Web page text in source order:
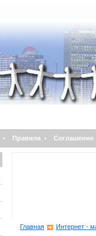
• Правила • Соглашение
Главная Интернет -